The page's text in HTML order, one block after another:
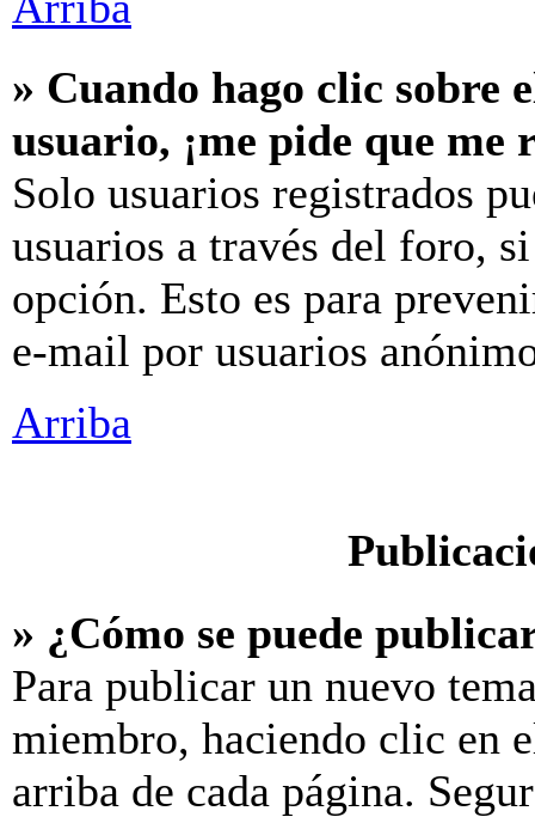
» Cuando hago clic sobre
usuario, ¡me pide que me
Solo usuarios registrados
usuarios a través del foro,
opción. Esto es para
e-mail por usuarios
Arriba
» ¿Cómo se puede
Para publicar un nuevo
miembro, haciendo clic en
arriba de cada página.